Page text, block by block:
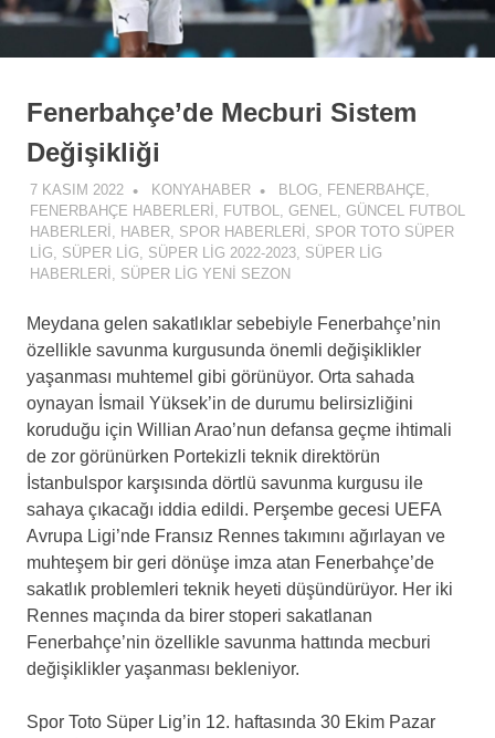
Fenerbahçe’de Mecburi Sistem
Değişikliği
7 KASIM 2022 KONYAHABER BLOG, FENERBAHÇE,
FENERBAHÇE HABERLERI , FUTBOL, GENEL, GÜNCEL FUTBOL
HABERLERI , HABER, SPOR HABERLERI , SPOR TOTO SÜPER
LIG, SÜPER LIG, SÜPER LIG 2022-2023, SÜPER LIG
HABERLERI , SÜPER LIG YENI SEZON
Meydana gelen sakatlıklar sebebiyle Fenerbahçe’nin
özellikle savunma kurgusunda önemli değişiklikler
yaşanması muhtemel gibi görünüyor. Orta sahada
oynayan İsmail Yüksek’in de durumu belirsizliğini
koruduğu için Willian Arao’nun defansa geçme ihtimali
de zor görünürken Portekizli teknik direktörün
İstanbulspor karşısında dörtlü savunma kurgusu ile
sahaya çıkacağı iddia edildi. Perşembe gecesi UEFA
Avrupa Ligi’nde Fransız Rennes takımını ağırlayan ve
muhteşem bir geri dönüşe imza atan Fenerbahçe’de
sakatlık problemleri teknik heyeti düşündürüyor. Her iki
Rennes maçında da birer stoperi sakatlanan
Fenerbahçe’nin özellikle savunma hattında mecburi
değişiklikler yaşanması bekleniyor.
Spor Toto Süper Lig’in 12. haftasında 30 Ekim Pazar